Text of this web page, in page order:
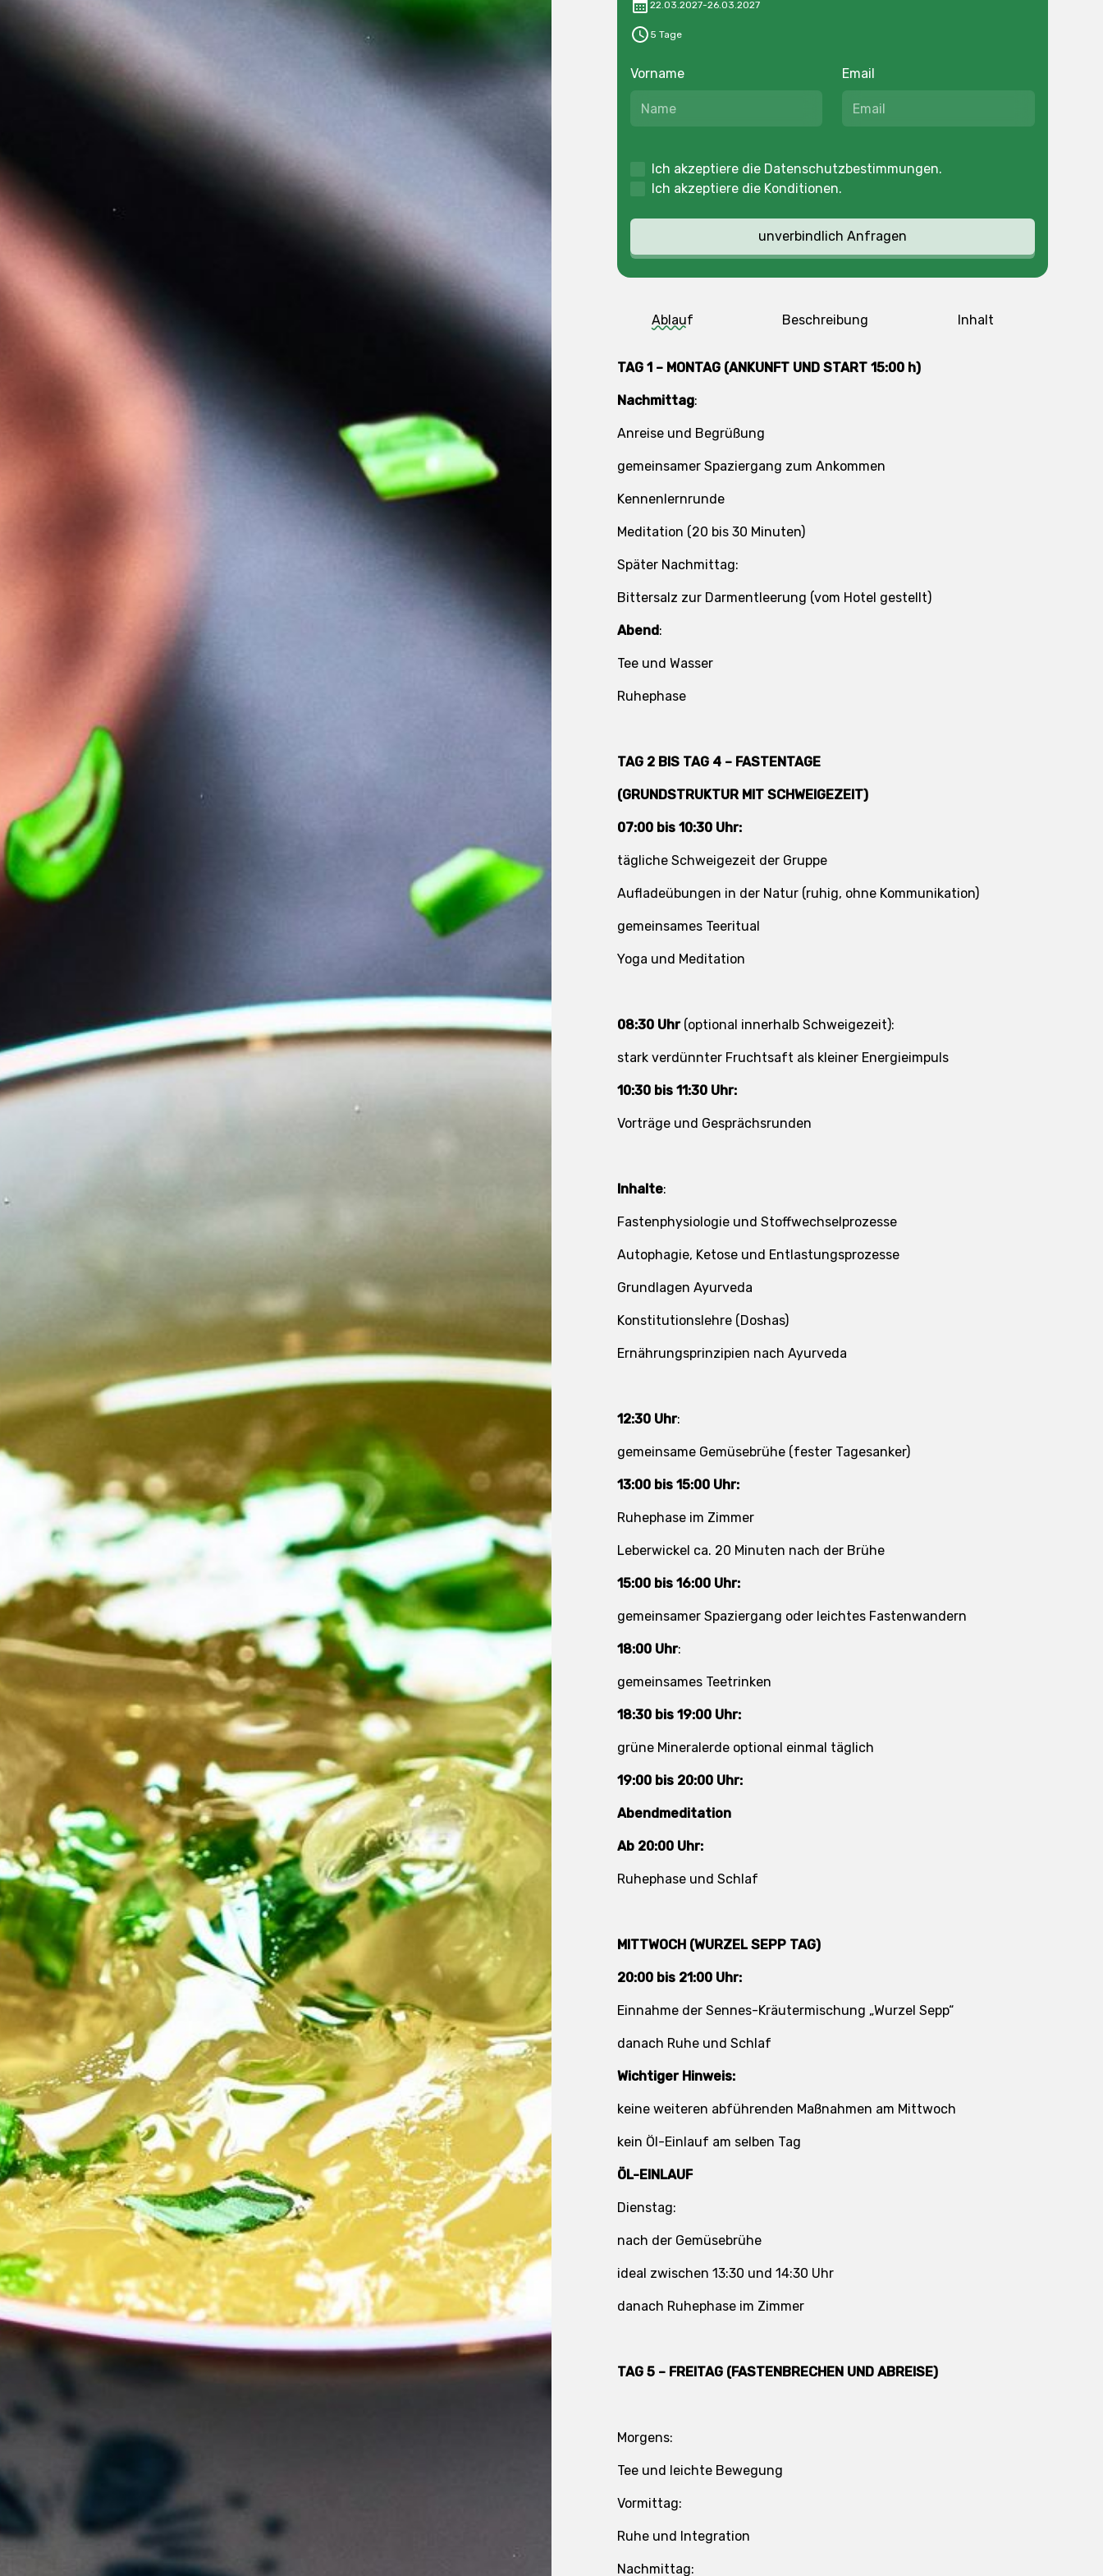
22.03.2027-26.03.2027
5 Tage
Vorname Email
Ich akzeptiere die Datenschutzbestimmungen.
Ich akzeptiere die Konditionen.
Ablauf Beschreibung Inhalt
TAG 1 – MONTAG (ANKUNFT UND START 15:00 h)
Nachmittag:
Anreise und Begrüßung
gemeinsamer Spaziergang zum Ankommen
Kennenlernrunde
Meditation (20 bis 30 Minuten)
Später Nachmittag:
Bittersalz zur Darmentleerung (vom Hotel gestellt)
Abend:
Tee und Wasser
Ruhephase
TAG 2 BIS TAG 4 – FASTENTAGE
(GRUNDSTRUKTUR MIT SCHWEIGEZEIT)
07:00 bis 10:30 Uhr:
tägliche Schweigezeit der Gruppe
Aufladeübungen in der Natur (ruhig, ohne Kommunikation)
gemeinsames Teeritual
Yoga und Meditation
08:30 Uhr(optional innerhalb Schweigezeit):
stark verdünnter Fruchtsaft als kleiner Energieimpuls
10:30 bis 11:30 Uhr:
Vorträge und Gesprächsrunden
Inhalte:
Fastenphysiologie und Stoffwechselprozesse
Autophagie, Ketose und Entlastungsprozesse
Grundlagen Ayurveda
Konstitutionslehre (Doshas)
Ernährungsprinzipien nach Ayurveda
12:30 Uhr:
gemeinsame Gemüsebrühe (fester Tagesanker)
13:00 bis 15:00 Uhr:
Ruhephase im Zimmer
Leberwickel ca. 20 Minuten nach der Brühe
15:00 bis 16:00 Uhr:
gemeinsamer Spaziergang oder leichtes Fastenwandern
18:00 Uhr:
gemeinsames Teetrinken
18:30 bis 19:00 Uhr:
grüne Mineralerde optional einmal täglich
19:00 bis 20:00 Uhr:
Abendmeditation
Ab 20:00 Uhr:
Ruhephase und Schlaf
MITTWOCH (WURZEL SEPP TAG)
20:00 bis 21:00 Uhr:
Einnahme der Sennes-Kräutermischung „Wurzel Sepp“
danach Ruhe und Schlaf
Wichtiger Hinweis:
keine weiteren abführenden Maßnahmen am Mittwoch
kein Öl-Einlauf am selben Tag
ÖL-EINLAUF
Dienstag:
nach der Gemüsebrühe
ideal zwischen 13:30 und 14:30 Uhr
danach Ruhephase im Zimmer
TAG 5 – FREITAG (FASTENBRECHEN UND ABREISE)
Morgens:
Tee und leichte Bewegung
Vormittag:
Ruhe und Integration
Nachmittag: